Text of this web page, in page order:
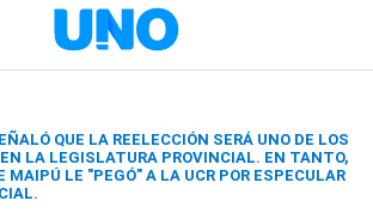
QUE LA REELECCIÓN SERÁ UNO DE LOS
LA LEGISLATURA PROVINCIAL. EN TANTO,
MAIPÚ LE "PEGÓ" A LA UCR POR ESPECULAR